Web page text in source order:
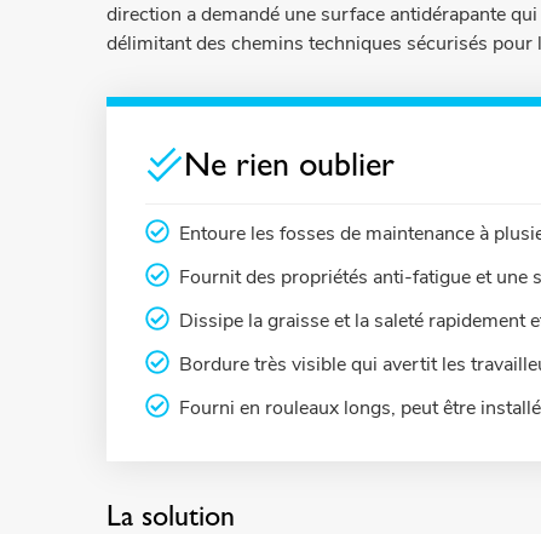
direction a demandé une surface antidérapante
délimitant des chemins techniques sécurisés
Ne rien oublier
Entoure les fosses de maintenance à
Fournit des propriétés anti-fatigue et une
Dissipe la graisse et la saleté rapidement
Bordure très visible qui avertit les
Fourni en rouleaux longs, peut être
La solution